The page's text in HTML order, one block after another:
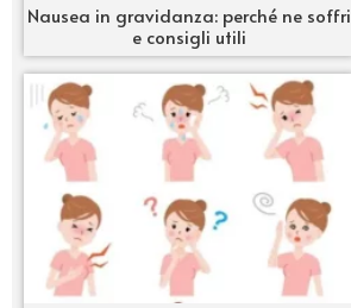
Nausea in gravidanza: perché ne soffri
e consigli utili